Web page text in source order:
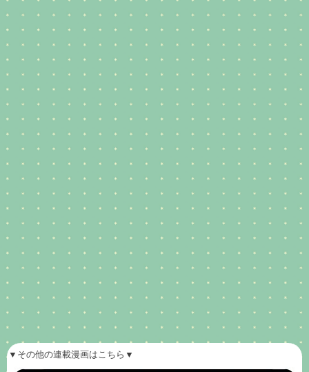
▼その他の連載漫画はこちら▼